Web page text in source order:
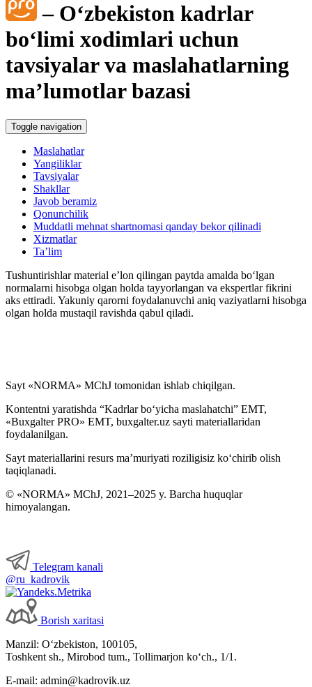
– Oʻzbekiston kadrlar
boʻlimi хodimlari uchun
tavsiyalar va maslahatlarning
ma’lumotlar bazasi
Toggle navigation
Maslahatlar
Yangiliklar
Tavsiyalar
Shakllar
Javob beramiz
Qonunchilik
Muddatli mehnat shartnomasi qanday bekor qilinadi
Xizmatlar
Ta’lim
Tushuntirishlar material e’lon qilingan paytda amalda boʻlgan
normalarni hisobga olgan holda tayyorlangan va ekspertlar fikrini
aks ettiradi. Yakuniy qarorni foydalanuvchi aniq vaziyatlarni hisobga
olgan holda mustaqil ravishda qabul qiladi.
Sayt «NORMA» MChJ tomonidan ishlab chiqilgan.
Kontentni yaratishda “Kadrlar boʻyicha maslahatchi” EMT,
«Buxgalter PRO» EMT, buxgalter.uz sayti materiallaridan
foydalanilgan.
Sayt materiallarini resurs ma’muriyati roziligisiz koʻchirib olish
taqiqlanadi.
© «NORMA» MChJ, 2021–2025 y. Barcha huquqlar
himoyalangan.
Telegram kanali
@ru_kadrovik
Borish хaritasi
Manzil: Oʻzbekiston, 100105,
Toshkent sh., Mirobod tum., Tollimarjon koʻch., 1/1.
E-mail: admin@kadrovik.uz